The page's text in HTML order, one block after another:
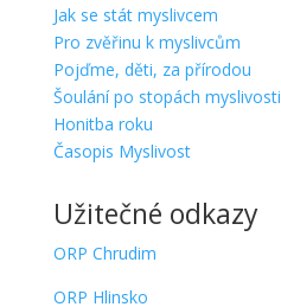
Jak se stát myslivcem
Pro zvěřinu k myslivcům
Pojďme, děti, za přírodou
Šoulání po stopách myslivosti
Honitba roku
Časopis Myslivost
Užitečné odkazy
ORP Chrudim
ORP Hlinsko